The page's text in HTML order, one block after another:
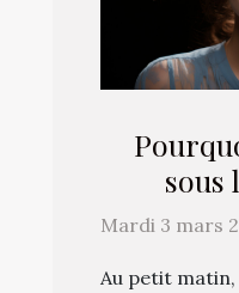
sous
comment
Mardi 3 mars
Au petit matin,